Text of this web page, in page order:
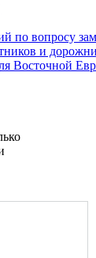
по вопросу
и
Восточной